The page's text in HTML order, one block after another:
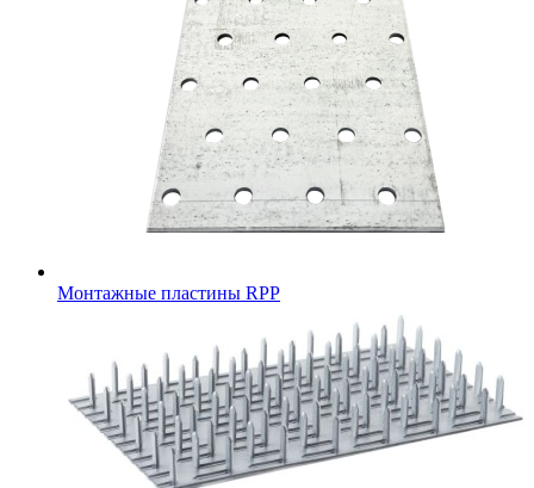
Монтажные пластины RPP